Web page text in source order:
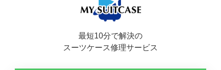
最短10分で解決の
スーツケース修理サービス